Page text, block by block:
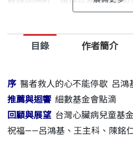
醫師的觀點，描述他們如何面對
故事不僅能喚起社會大眾對心
注，也激勵人心，勇敢面對挑
目錄 作者簡介
序醫者救人的心不能停歇 呂鴻
推薦與迴響 細數基金會點滴
回顧與展望台灣心臟病兒童基
祝福——呂鴻基、王主科、陳銘